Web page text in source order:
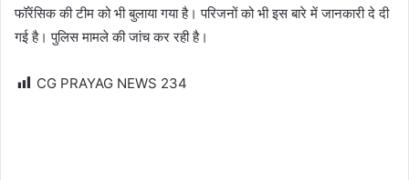
फॉरेंसिक की टीम को भी बुलाया गया है। परिजनों को भी इस बारे में जानकारी दे दी
गई है। पुलिस मामले की जांच कर रही है।
CG PRAYAG NEWS 234